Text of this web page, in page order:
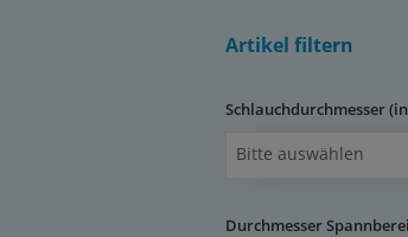
Artikel filtern
Schlauchdurchmesser
Bitte auswählen
Durchmesser